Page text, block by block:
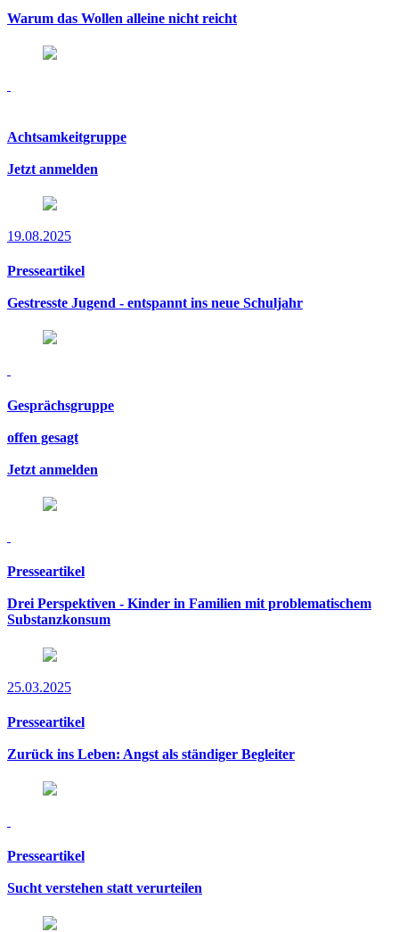
Warum das Wollen alleine nicht reicht
Achtsamkeitgruppe
Jetzt anmelden
19.08.2025
Presseartikel
Gestresste Jugend - entspannt ins neue Schuljahr
Gesprächsgruppe
offen gesagt
Jetzt anmelden
Presseartikel
Drei Perspektiven - Kinder in Familien mit problematischem
Substanzkonsum
25.03.2025
Presseartikel
Zurück ins Leben: Angst als ständiger Begleiter
Presseartikel
Sucht verstehen statt verurteilen